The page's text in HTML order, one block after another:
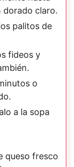
dorado claro.
palitos de
fideos y
o
a la sopa
queso fresco